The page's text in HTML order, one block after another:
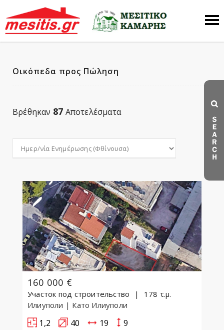
Οικόπεδα προς Πώληση
Βρέθηκαν 87 Αποτελέσματα
160 000 €
Участок под строительство
178 τ.μ.
Илиуполи | Като Илиуполи
1,2 40 19 9